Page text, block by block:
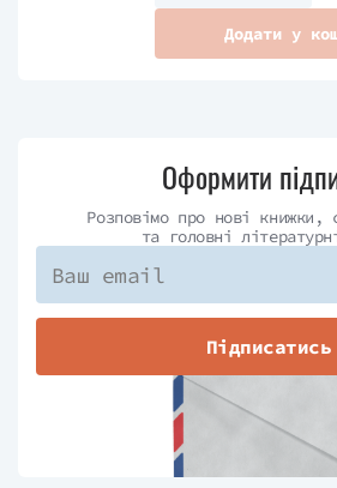
Додати у
Оформити
Розповімо про нові книжки,
та головні
Підписатись